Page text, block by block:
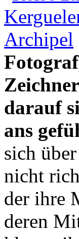
darauf
ans
sich
nicht
der ihre
deren